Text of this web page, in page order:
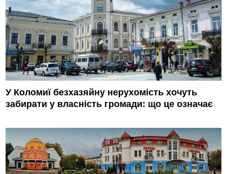
У Коломиї безхазяйну нерухомість хочуть
забирати у власність громади: що це означає